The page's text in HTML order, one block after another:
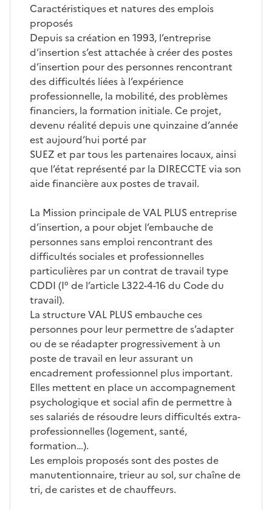
Caractéristiques et natures des emplois
proposés
Depuis sa création en 1993, l’entreprise
d’insertion s’est attachée à créer des postes
d’insertion pour des personnes rencontrant
des difficultés liées à l’expérience
professionnelle, la mobilité, des problèmes
financiers, la formation initiale. Ce projet,
devenu réalité depuis une quinzaine d’année
est aujourd’hui porté par
SUEZ et par tous les partenaires locaux, ainsi
que l’état représenté par la DIRECCTE via son
aide financière aux postes de travail.
La Mission principale de VAL PLUS entreprise
d’insertion, a pour objet l’embauche de
personnes sans emploi rencontrant des
difficultés sociales et professionnelles
particulières par un contrat de travail type
CDDI (I° de l’article L322-4-16 du Code du
travail).
La structure VAL PLUS embauche ces
personnes pour leur permettre de s’adapter
ou de se réadapter progressivement à un
poste de travail en leur assurant un
encadrement professionnel plus important.
Elles mettent en place un accompagnement
psychologique et social afin de permettre à
ses salariés de résoudre leurs difficultés extra-
professionnelles (logement, santé,
formation…).
Les emplois proposés sont des postes de
manutentionnaire, trieur au sol, sur chaîne de
tri, de caristes et de chauffeurs.